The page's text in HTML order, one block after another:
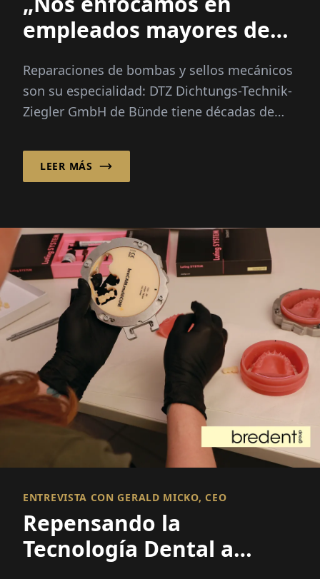
empleados mayores de
Reparaciones de bombas y sellos mecánicos
son su especialidad: DTZ Dichtungs-Technik-
Ziegler GmbH de Bünde tiene décadas de
LEER MÁS
ENTREVISTA CON GERALD MICKO, CEO
Repensando la
Tecnología Dental a